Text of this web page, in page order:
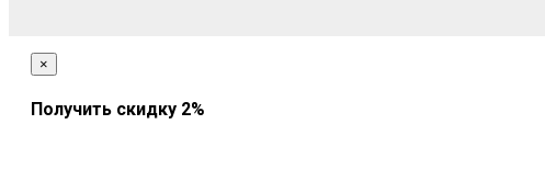
×
Получить скидку 2%